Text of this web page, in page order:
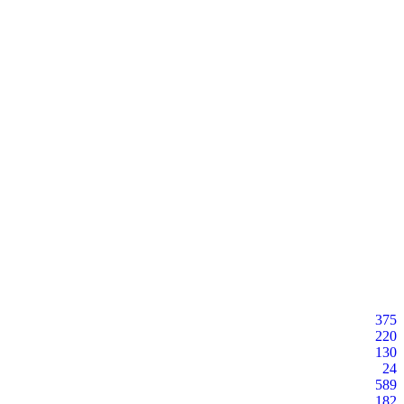
375
220
130
24
589
182